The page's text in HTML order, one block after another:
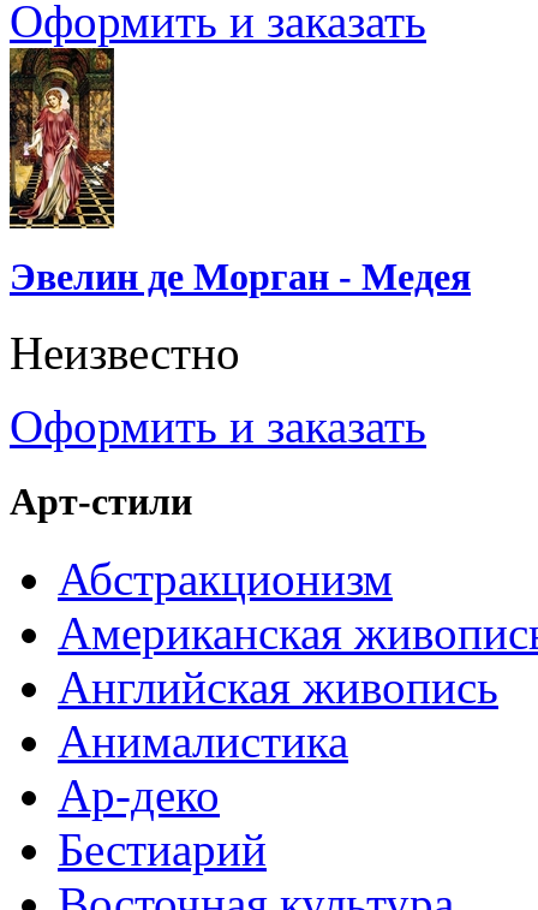
Оформить и заказать
Эвелин де Морган - Медея
Неизвестно
Оформить и заказать
Арт-стили
Абстракционизм
Американская
Английская живопись
Анималистика
Ар-деко
Бестиарий